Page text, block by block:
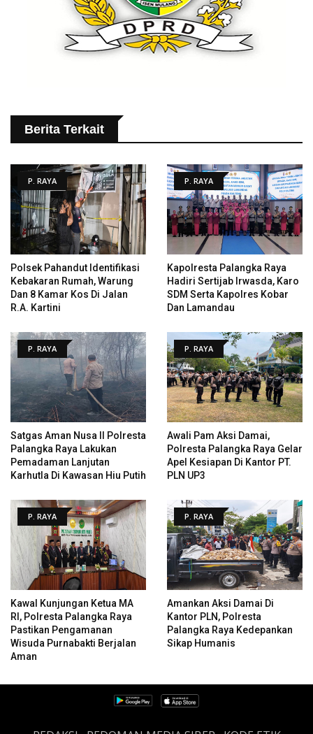
Berita Terkait
P. RAYA
Polsek Pahandut Identifikasi
Kebakaran Rumah, Warung
Dan 8 Kamar Kos Di Jalan
R.A. Kartini
P. RAYA
Kapolresta Palangka Raya
Hadiri Sertijab Irwasda, Karo
SDM Serta Kapolres Kobar
Dan Lamandau
P. RAYA
Satgas Aman Nusa II Polresta
Palangka Raya Lakukan
Pemadaman Lanjutan
Karhutla Di Kawasan Hiu Putih
P. RAYA
Awali Pam Aksi Damai,
Polresta Palangka Raya Gelar
Apel Kesiapan Di Kantor PT.
PLN UP3
P. RAYA
Kawal Kunjungan Ketua MA
RI, Polresta Palangka Raya
Pastikan Pengamanan
Wisuda Purnabakti Berjalan
Aman
P. RAYA
Amankan Aksi Damai Di
Kantor PLN, Polresta
Palangka Raya Kedepankan
Sikap Humanis